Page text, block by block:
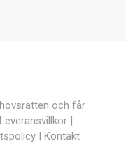
och får
Leveransvillkor |
| Kontakt